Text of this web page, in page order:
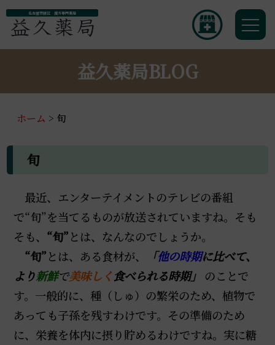
名古屋市緑区 漢方専門薬局
益久薬局BLOG
ホーム > 旬
旬
最近、エンターテイメントのテレビの番組
で“旬”を当てるものが放送されていますね。そも
そも、 “旬”とは、なんなのでしょうか。
“旬”とは、ある食材が、 「他の時期に比べて、
より新鮮で美味しく食べられる時期」 のことで
す。一般的に、種（しゅ）の繁栄のため、植物で
あっても子孫を残すわけです。その準備のため
に、栄養を体内に摂り貯めるわけですね。実に糖